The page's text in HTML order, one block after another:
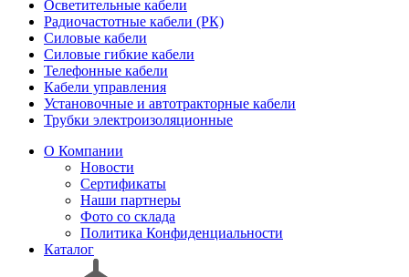
Осветительные кабели
Радиочастотные кабели (РК)
Силовые кабели
Силовые гибкие кабели
Телефонные кабели
Кабели управления
Установочные и автотракторные кабели
Трубки электроизоляционные
О Компании
Новости
Сертификаты
Наши партнеры
Фото со склада
Политика Конфиденциальности
Каталог